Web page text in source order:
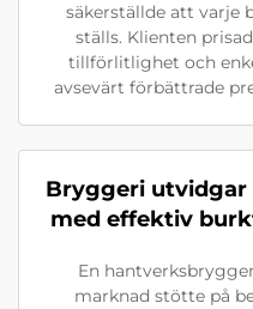
säkerställde att varje
ställs. Klienten
tillförlitlighet och
avsevärt förbättrade
Bryggeri utvidgar
med effektiv
En
marknad stötte på